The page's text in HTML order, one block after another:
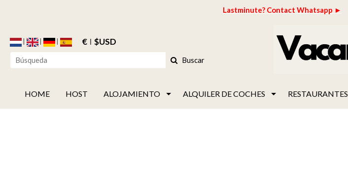
Lastminute? Contact Whatsapp ►
€ $USD
Buscar
HOME HOST ALOJAMIENTO ALQUILER DE COCHES RESTAURANTES